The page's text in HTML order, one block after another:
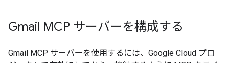
Gmail MCP サーバーを構成する
Gmail MCP サーバーを使用するには、Google Cloud プロ